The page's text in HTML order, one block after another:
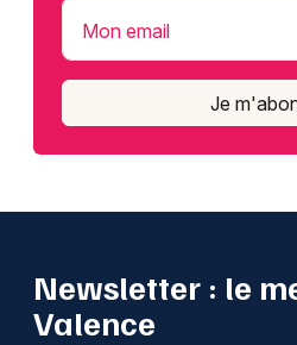
Mon email
Je
Newsletter : le
Valence